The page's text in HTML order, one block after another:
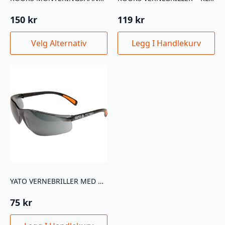
150 kr
Velg Alternativ
Dette
produktet
Alternativene
kan
velges
på
produktsiden
119 kr
Legg I Handlekurv
YATO VERNEBRILLER MED UV- OG SOLBESKYTTELSE
75 kr